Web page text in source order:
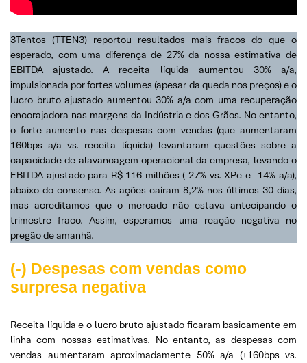
3Tentos (TTEN3) reportou resultados mais fracos do que o
esperado, com uma diferença de 27% da nossa estimativa de
EBITDA ajustado. A receita líquida aumentou 30% a/a,
impulsionada por fortes volumes (apesar da queda nos preços) e o
lucro bruto ajustado aumentou 30% a/a com uma recuperação
encorajadora nas margens da Indústria e dos Grãos. No entanto,
o forte aumento nas despesas com vendas (que aumentaram
160bps a/a vs. receita líquida) levantaram questões sobre a
capacidade de alavancagem operacional da empresa, levando o
EBITDA ajustado para R$ 116 milhões (-27% vs. XPe e -14% a/a),
abaixo do consenso. As ações caíram 8,2% nos últimos 30 dias,
mas acreditamos que o mercado não estava antecipando o
trimestre fraco. Assim, esperamos uma reação negativa no
pregão de amanhã.
(-) Despesas com vendas como
surpresa negativa
Receita líquida e o lucro bruto ajustado ficaram basicamente em
linha com nossas estimativas. No entanto, as despesas com
vendas aumentaram aproximadamente 50% a/a (+160bps vs.